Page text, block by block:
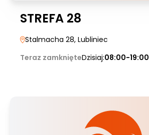
STREFA 28
Stalmacha 28, Lubliniec
Teraz zamknięteDzisiaj:08:00-19:00